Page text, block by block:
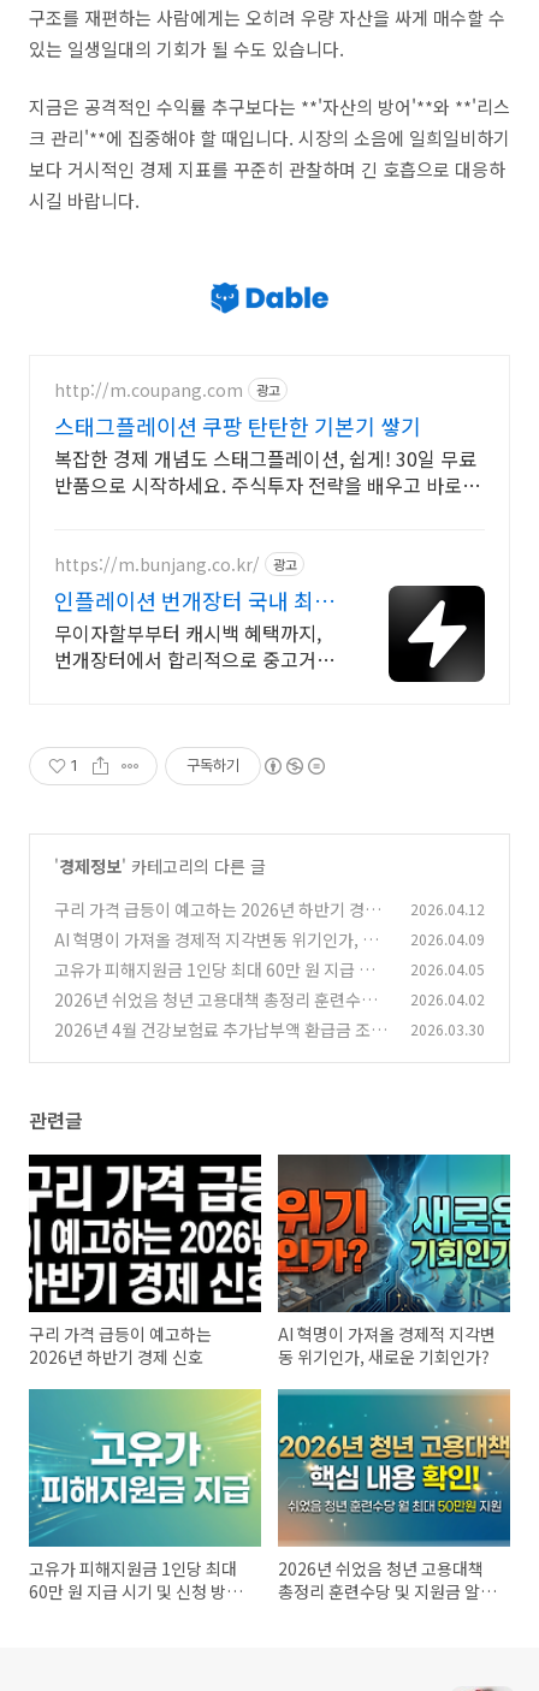
구조를 재편하는 사람에게는 오히려 우량 자산을 싸게 매수할 수
있는 일생일대의 기회가 될 수도 있습니다.
지금은 공격적인 수익률 추구보다는 **'자산의 방어'**와 **'리스
크 관리'**에 집중해야 할 때입니다. 시장의 소음에 일희일비하기
보다 거시적인 경제 지표를 꾸준히 관찰하며 긴 호흡으로 대응하
시길 바랍니다.
http://m.coupang.com 광고
스태그플레이션 쿠팡 탄탄한 기본기 쌓기
복잡한 경제 개념도 스태그플레이션, 쉽게! 30일 무료
반품으로 시작하세요. 주식투자 전략을 배우고 바로 실
https://m.bunjang.co.kr/ 광고
인플레이션 번개장터 국내 최대
브랜드 중고거래
무이자할부부터 캐시백 혜택까지,
번개장터에서 합리적으로 중고거래
1 구독하기
'경제정보' 카테고리의 다른 글
구리 가격 급등이 예고하는 2026년 하반기 경제
신호 (0)
2026.04.12
AI 혁명이 가져올 경제적 지각변동 위기인가, 새
로운 기회인가?
(1)
2026.04.09
고유가 피해지원금 1인당 최대 60만 원 지급 시
기 및 신청 방법 총정리 (0)
2026.04.05
2026년 쉬었음 청년 고용대책 총정리 훈련수당
및 지원금 알아보기
(0)
2026.04.02
2026년 4월 건강보험료 추가납부액 환급금 조회
2026.03.30
관련글
구리 가격 급등이 예고하는
2026년 하반기 경제 신호
AI 혁명이 가져올 경제적 지각변
동 위기인가, 새로운 기회인가?
고유가 피해지원금 1인당 최대
60만 원 지급 시기 및 신청 방법
2026년 쉬었음 청년 고용대책
총정리 훈련수당 및 지원금 알아